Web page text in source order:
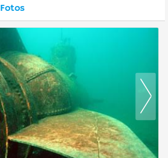
Fotos